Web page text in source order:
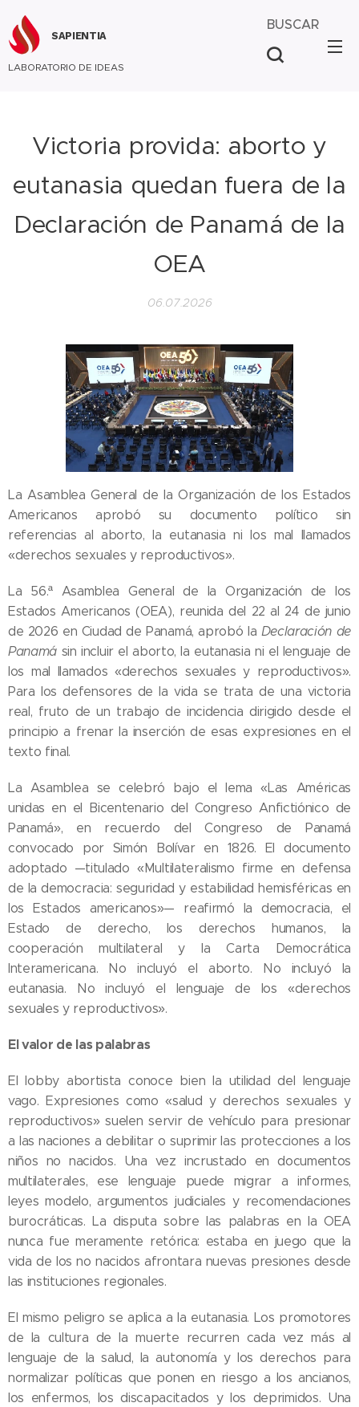
SAPIENTIA
LABORATORIO DE IDEAS
BUSCAR
Victoria provida: aborto y
eutanasia quedan fuera de la
Declaración de Panamá de la
OEA
06.07.2026
La Asamblea General de la Organización de los Estados
Americanos aprobó su documento político sin
referencias al aborto, la eutanasia ni los mal llamados
«derechos sexuales y reproductivos».
La 56.ª Asamblea General de la Organización de los
Estados Americanos (OEA), reunida del 22 al 24 de junio
de 2026 en Ciudad de Panamá, aprobó la Declaración de
Panamá sin incluir el aborto, la eutanasia ni el lenguaje de
los mal llamados «derechos sexuales y reproductivos».
Para los defensores de la vida se trata de una victoria
real, fruto de un trabajo de incidencia dirigido desde el
principio a frenar la inserción de esas expresiones en el
texto final.
La Asamblea se celebró bajo el lema «Las Américas
unidas en el Bicentenario del Congreso Anfictiónico de
Panamá», en recuerdo del Congreso de Panamá
convocado por Simón Bolívar en 1826. El documento
adoptado —titulado «Multilateralismo firme en defensa
de la democracia: seguridad y estabilidad hemisféricas en
los Estados americanos»— reafirmó la democracia, el
Estado de derecho, los derechos humanos, la
cooperación multilateral y la Carta Democrática
Interamericana. No incluyó el aborto. No incluyó la
eutanasia. No incluyó el lenguaje de los «derechos
sexuales y reproductivos».
El valor de las palabras
El lobby abortista conoce bien la utilidad del lenguaje
vago. Expresiones como «salud y derechos sexuales y
reproductivos» suelen servir de vehículo para presionar
a las naciones a debilitar o suprimir las protecciones a los
niños no nacidos. Una vez incrustado en documentos
multilaterales, ese lenguaje puede migrar a informes,
leyes modelo, argumentos judiciales y recomendaciones
burocráticas. La disputa sobre las palabras en la OEA
nunca fue meramente retórica: estaba en juego que la
vida de los no nacidos afrontara nuevas presiones desde
las instituciones regionales.
El mismo peligro se aplica a la eutanasia. Los promotores
de la cultura de la muerte recurren cada vez más al
lenguaje de la salud, la autonomía y los derechos para
normalizar políticas que ponen en riesgo a los ancianos,
los enfermos, los discapacitados y los deprimidos. Una